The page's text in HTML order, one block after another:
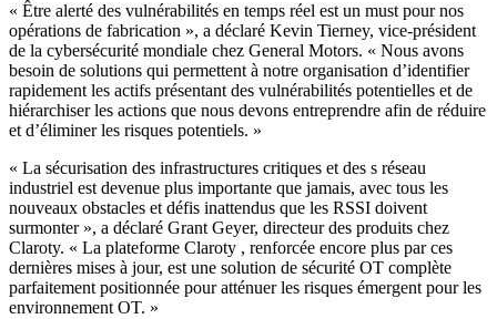
« Être alerté des vulnérabilités en temps réel est un must pour nos
opérations de fabrication », a déclaré Kevin Tierney, vice-président
de la cybersécurité mondiale chez General Motors. « Nous avons
besoin de solutions qui permettent à notre organisation d’identifier
rapidement les actifs présentant des vulnérabilités potentielles et de
hiérarchiser les actions que nous devons entreprendre afin de réduire
et d’éliminer les risques potentiels. »
« La sécurisation des infrastructures critiques et des s réseau
industriel est devenue plus importante que jamais, avec tous les
nouveaux obstacles et défis inattendus que les RSSI doivent
surmonter », a déclaré Grant Geyer, directeur des produits chez
Claroty. « La plateforme Claroty , renforcée encore plus par ces
dernières mises à jour, est une solution de sécurité OT complète
parfaitement positionnée pour atténuer les risques émergent pour les
environnement OT. »